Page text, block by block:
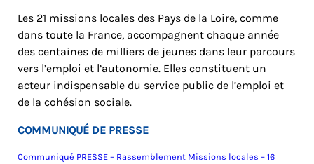
Les 21 missions locales des Pays de la Loire, comme
dans toute la France, accompagnent chaque année
des centaines de milliers de jeunes dans leur parcours
vers l’emploi et l’autonomie. Elles constituent un
acteur indispensable du service public de l’emploi et
de la cohésion sociale.
COMMUNIQUÉ DE PRESSE
Communiqué PRESSE – Rassemblement Missions locales – 16